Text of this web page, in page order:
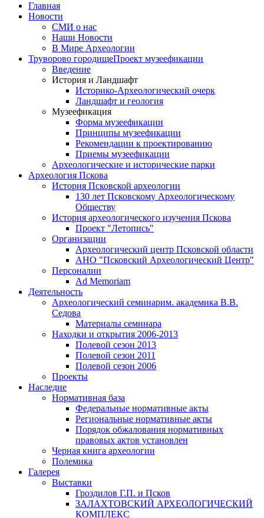
Главная
Новости
СМИ о нас
Наши Новости
В Мире Археологии
Труворово городищеПроект музеефикации
Введение
История и Ландшафт
Историко-Археологический очерк
Ландшафт и геология
Музеефикация
Форма музеефикации
Принципы музеефикации
Рекомендации к проектированию
Приемы музеефикации
Археологические и исторические парки
Археология Пскова
История Псковской археологии
130 лет Псковскому Археологическому
Обществу
История археологического изучения Пскова
Проект "Летопись"
Организации
Археологический центр Псковской области
АНО "Псковский Археологический Центр"
Персоналии
Ad Memoriam
Деятельность
Археологический семинарим. академика В.В.
Седова
Материалы семинара
Находки и открытия 2006-2013
Полевой сезон 2013
Полевой сезон 2011
Полевой сезон 2006
Проекты
Наследие
Нормативная база
Федеральные нормативные акты
Региональные нормативные акты
Порядок обжалования нормативных
правовых актов установлен
Черная книга археологии
Полемика
Галерея
Выставки
Гроздилов Г.П. и Псков
ЗАЛАХТОВСКИЙ АРХЕОЛОГИЧЕСКИЙ
КОМПЛЕКС